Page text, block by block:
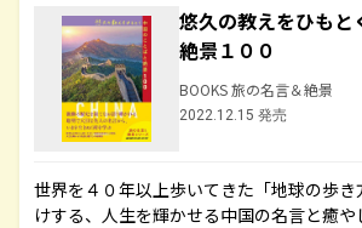
悠久の教えをひもと
絶景１００
BOOKS 旅の名言＆絶景
2022.12.15 発売
世界を４０年以上歩いてきた「地球の歩
けする、人生を輝かせる中国の名言と癒や